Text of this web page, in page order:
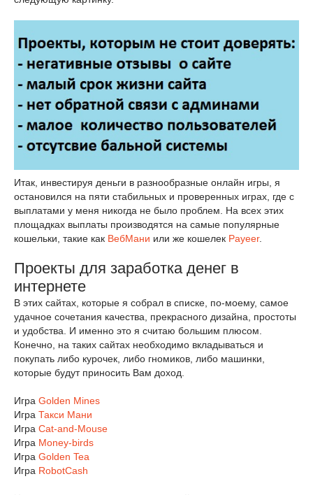
Итак, инвестируя деньги в разнообразные онлайн игры, я
остановился на пяти стабильных и проверенных играх, где с
выплатами у меня никогда не было проблем. На всех этих
площадках выплаты производятся на самые популярные
кошельки, такие как ВебМани или же кошелек Payeer.
Проекты для заработка денег в
интернете
В этих сайтах, которые я собрал в списке, по-моему, самое
удачное сочетания качества, прекрасного дизайна, простоты
и удобства. И именно это я считаю большим плюсом.
Конечно, на таких сайтах необходимо вкладываться и
покупать либо курочек, либо гномиков, либо машинки,
которые будут приносить Вам доход.
Игра Golden Mines
Игра Такси Мани
Игра Cat-and-Mouse
Игра Money-birds
Игра Golden Tea
Игра RobotCash